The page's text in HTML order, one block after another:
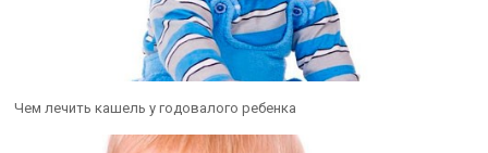
Чем лечить кашель у годовалого ребенка